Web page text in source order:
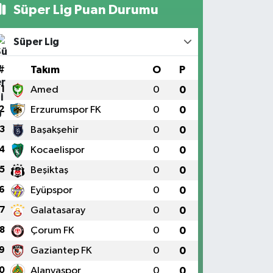
Süper Lig Puan Durumu
Süper Lig
Takım O P
1 Amed 0 0
Erzurumspor FK 0 0
3 Başakşehir 0 0
Kocaelispor 0 0
5 Beşiktaş 0 0
Eyüpspor 0 0
7 Galatasaray 0 0
8 Çorum FK 0 0
Gaziantep FK 0 0
Alanyaspor 0 0